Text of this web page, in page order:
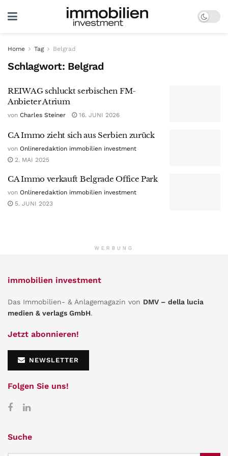
Home Tag Belgrad
Schlagwort: Belgrad
REIWAG schluckt serbischen FM-
Anbieter Atrium
von Charles Steiner 16. JUNI 2026
CA Immo zieht sich aus Serbien zurück
von Onlineredaktion immobilien investment
2. MAI 2025
CA Immo verkauft Belgrade Office Park
von Onlineredaktion immobilien investment
5. JUNI 2023
WERBUNG
immobilien investment
Das Immobilien- & Anlagemagazin von DMV – della lucia
medien & verlags GmbH.
Jetzt abonnieren!
NEWSLETTER
Folgen Sie uns!
Suche